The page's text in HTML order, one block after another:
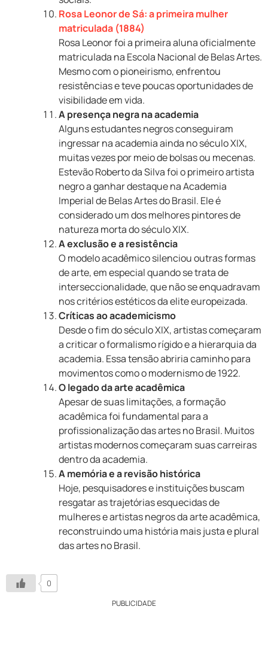
Rosa Leonor de Sá: a primeira mulher
matriculada (1884)
Rosa Leonor foi a primeira aluna oficialmente
matriculada na Escola Nacional de Belas Artes.
Mesmo com o pioneirismo, enfrentou
resistências e teve poucas oportunidades de
visibilidade em vida.
A presença negra na academia
Alguns estudantes negros conseguiram
ingressar na academia ainda no século XIX,
muitas vezes por meio de bolsas ou mecenas.
Estevão Roberto da Silva foi o primeiro artista
negro a ganhar destaque na Academia
Imperial de Belas Artes do Brasil. Ele é
considerado um dos melhores pintores de
natureza morta do século XIX.
A exclusão e a resistência
O modelo acadêmico silenciou outras formas
de arte, em especial quando se trata de
interseccionalidade, que não se enquadravam
nos critérios estéticos da elite europeizada.
Críticas ao academicismo
Desde o fim do século XIX, artistas começaram
a criticar o formalismo rígido e a hierarquia da
academia. Essa tensão abriria caminho para
movimentos como o modernismo de 1922.
O legado da arte acadêmica
Apesar de suas limitações, a formação
acadêmica foi fundamental para a
profissionalização das artes no Brasil. Muitos
artistas modernos começaram suas carreiras
dentro da academia.
A memória e a revisão histórica
Hoje, pesquisadores e instituições buscam
resgatar as trajetórias esquecidas de
mulheres e artistas negros da arte acadêmica,
reconstruindo uma história mais justa e plural
das artes no Brasil.
0
PUBLICIDADE